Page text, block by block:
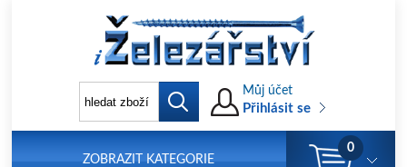
Můj účet
Přihlásit se
ZOBRAZIT KATEGORIE
0